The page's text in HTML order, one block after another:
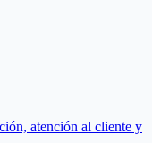
atención al cliente y